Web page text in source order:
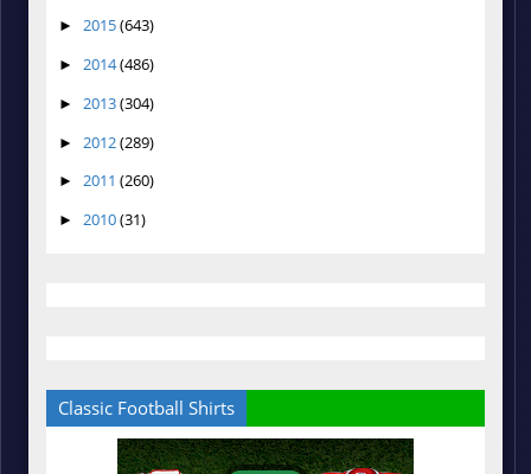
► 2015(643)
► 2014(486)
► 2013(304)
► 2012(289)
► 2011 (260)
► 2010(31)
Classic Football Shirts